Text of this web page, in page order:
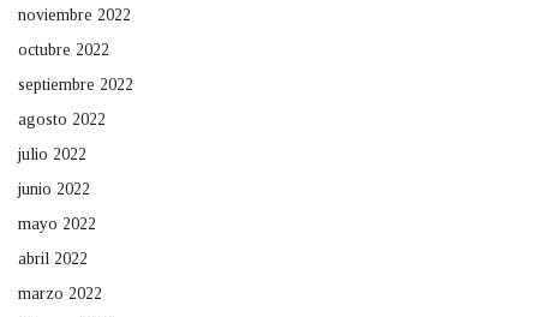
noviembre 2022
octubre 2022
septiembre 2022
agosto 2022
julio 2022
junio 2022
mayo 2022
abril 2022
marzo 2022